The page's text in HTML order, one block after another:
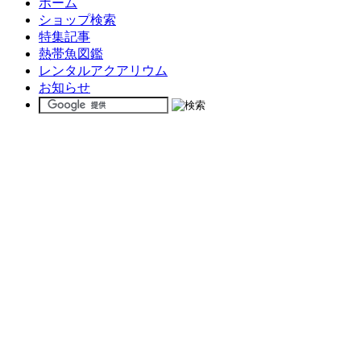
ホーム
ショップ検索
特集記事
熱帯魚図鑑
レンタルアクアリウム
お知らせ